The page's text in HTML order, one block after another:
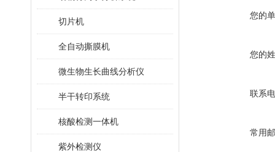
切片机
全自动撕膜机
微生物生长曲线分析仪
半干转印系统
核酸检测一体机
紫外检测仪
您的
您的
联系
常用